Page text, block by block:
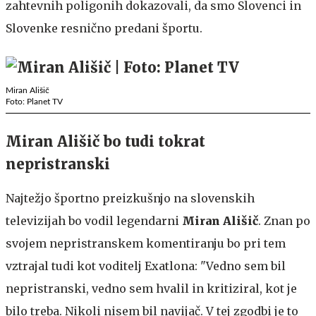
zahtevnih poligonih dokazovali, da smo Slovenci in
Slovenke resnično predani športu.
Miran Ališič
Foto: Planet TV
Miran Ališič bo tudi tokrat
nepristranski
Najtežjo športno preizkušnjo na slovenskih
televizijah bo vodil legendarni Miran Ališič. Znan po
svojem nepristranskem komentiranju bo pri tem
vztrajal tudi kot voditelj Exatlona: "Vedno sem bil
nepristranski, vedno sem hvalil in kritiziral, kot je
bilo treba. Nikoli nisem bil navijač. V tej zgodbi je to